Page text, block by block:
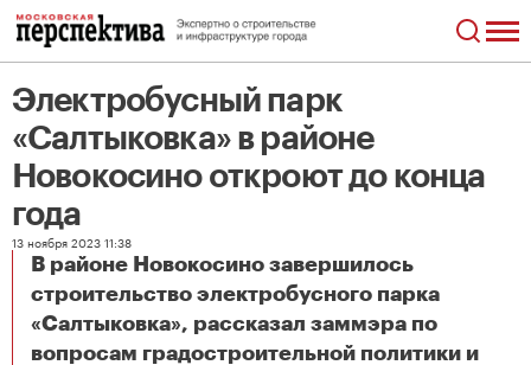
Электробусный парк
«Салтыковка» в районе
Новокосино откроют до конца
года
13 ноября 2023 11:38
В районе Новокосино завершилось
строительство электробусного парка
«Салтыковка», рассказал заммэра по
вопросам градостроительной политики и